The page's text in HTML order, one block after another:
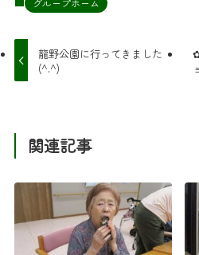
グループホーム
龍野公園に行ってきました
(^.^)
関連記事